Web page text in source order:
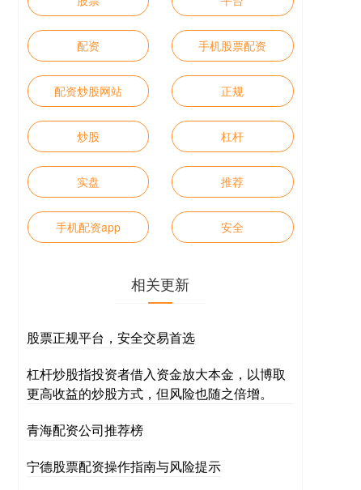
配资 手机股票配资
配资炒股网站 正规
炒股 杠杆
实盘 推荐
手机配资app 安全
相关更新
股票正规平台，安全交易首选
杠杆炒股指投资者借入资金放大本金，以博取
更高收益的炒股方式，但风险也随之倍增。
青海配资公司推荐榜
宁德股票配资操作指南与风险提示